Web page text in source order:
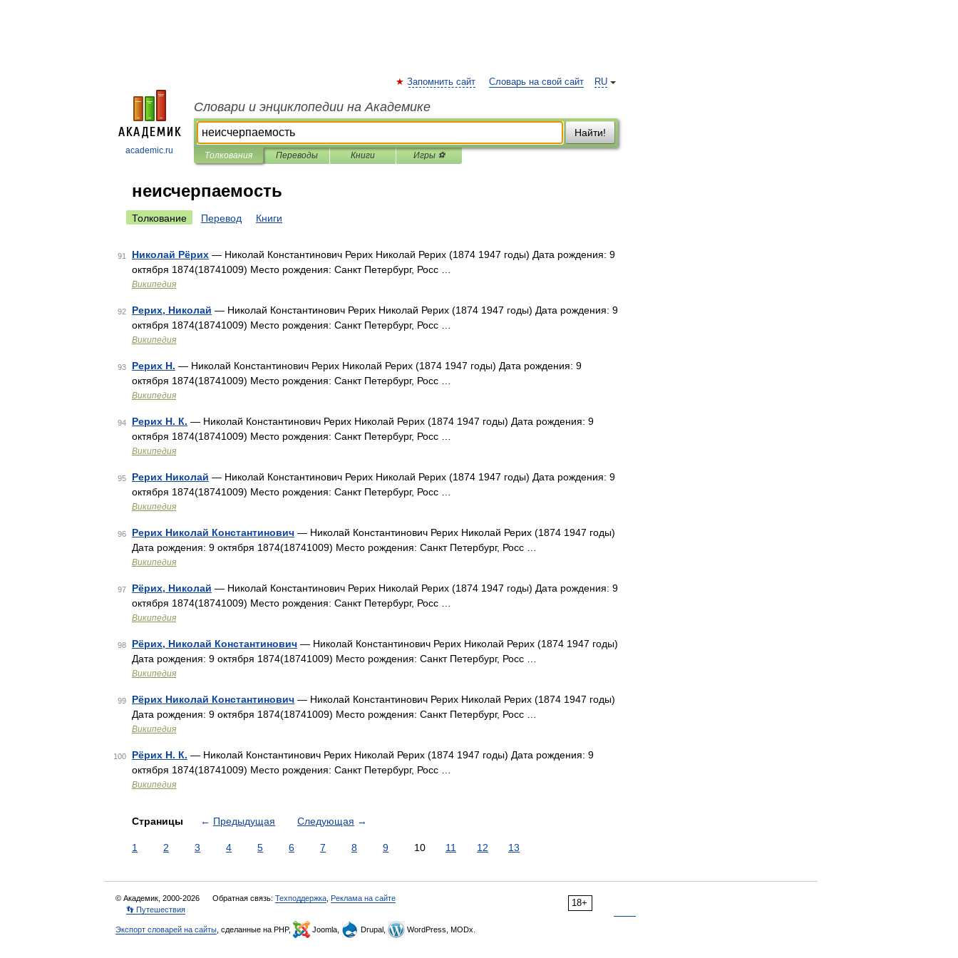
academic.ru
RU
Запомнить сайт Словарь на свой сайт
Словари и энциклопедии на Академике
Найти!
Толкования Переводы Книги Игры ⚽
неисчерпаемость
Толкование Перевод Книги
91 Николай Рёрих — Николай Константинович Рерих Николай Рерих (1874 1947 годы) Дата рождения: 9
октября 1874(18741009) Место рождения: Санкт Петербург, Росс …
Википедия
92 Рерих, Николай — Николай Константинович Рерих Николай Рерих (1874 1947 годы) Дата рождения: 9
октября 1874(18741009) Место рождения: Санкт Петербург, Росс …
Википедия
93 Рерих Н. — Николай Константинович Рерих Николай Рерих (1874 1947 годы) Дата рождения: 9
октября 1874(18741009) Место рождения: Санкт Петербург, Росс …
Википедия
94 Рерих Н. К. — Николай Константинович Рерих Николай Рерих (1874 1947 годы) Дата рождения: 9
октября 1874(18741009) Место рождения: Санкт Петербург, Росс …
Википедия
95 Рерих Николай — Николай Константинович Рерих Николай Рерих (1874 1947 годы) Дата рождения: 9
октября 1874(18741009) Место рождения: Санкт Петербург, Росс …
Википедия
96 Рерих Николай Константинович — Николай Константинович Рерих Николай Рерих (1874 1947 годы)
Дата рождения: 9 октября 1874(18741009) Место рождения: Санкт Петербург, Росс …
Википедия
97 Рёрих, Николай — Николай Константинович Рерих Николай Рерих (1874 1947 годы) Дата рождения: 9
октября 1874(18741009) Место рождения: Санкт Петербург, Росс …
Википедия
98 Рёрих, Николай Константинович — Николай Константинович Рерих Николай Рерих (1874 1947 годы)
Дата рождения: 9 октября 1874(18741009) Место рождения: Санкт Петербург, Росс …
Википедия
99 Рёрих Николай Константинович — Николай Константинович Рерих Николай Рерих (1874 1947 годы)
Дата рождения: 9 октября 1874(18741009) Место рождения: Санкт Петербург, Росс …
Википедия
100 Рёрих Н. К. — Николай Константинович Рерих Николай Рерих (1874 1947 годы) Дата рождения: 9
октября 1874(18741009) Место рождения: Санкт Петербург, Росс …
Википедия
Страницы ← Предыдущая Следующая →
1 2 3 4 5 6 7 8 9 10 11 12 13
18+
© Академик, 2000-2026 Обратная связь: Техподдержка Реклама на сайте
👣 Путешествия
Экспорт словарей на сайты , сделанные на PHP, Joomla, Drupal, WordPress, MODx.